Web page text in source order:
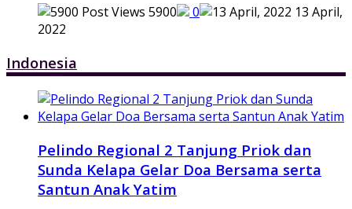
5900 0
13 April,
2022
Indonesia
Pelindo Regional 2 Tanjung Priok dan
Sunda Kelapa Gelar Doa Bersama serta
Santun Anak Yatim